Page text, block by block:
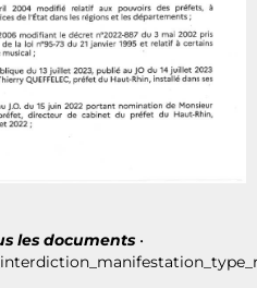
les documents •